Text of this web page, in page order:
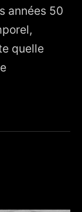
années 50
quelle